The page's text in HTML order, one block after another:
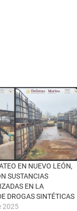
EN NUEVO LEÓN,
SUSTANCIAS
EN LA
DROGAS SINTÉTICAS
2025